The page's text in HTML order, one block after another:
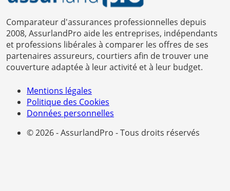
Comparateur d'assurances professionnelles depuis
2008, AssurlandPro aide les entreprises, indépendants
et professions libérales à comparer les offres de ses
partenaires assureurs, courtiers afin de trouver une
couverture adaptée à leur activité et à leur budget.
Mentions légales
Politique des Cookies
Données personnelles
© 2026 - AssurlandPro - Tous droits réservés